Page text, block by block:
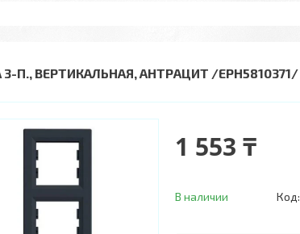
П., ВЕРТИКАЛЬНАЯ, АНТРАЦИТ /EPH5810371/
1 553 ₸
В наличии Код: